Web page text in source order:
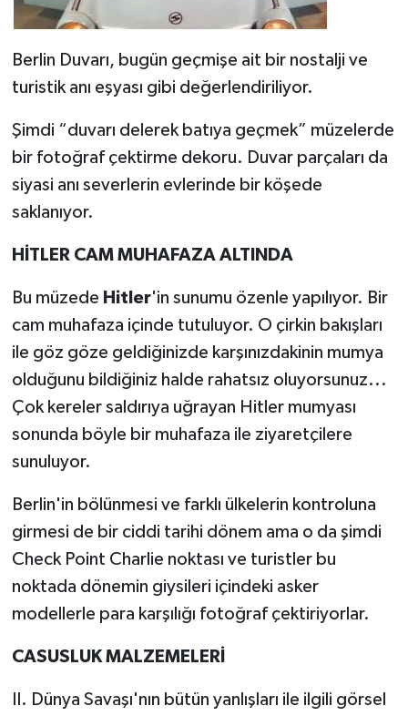
Berlin Duvarı, bugün geçmişe ait bir nostalji ve
turistik anı eşyası gibi değerlendiriliyor.
Şimdi “duvarı delerek batıya geçmek” müzelerde
bir fotoğraf çektirme dekoru. Duvar parçaları da
siyasi anı severlerin evlerinde bir köşede
saklanıyor.
HİTLER CAM MUHAFAZA ALTINDA
Bu müzede Hitler'in sunumu özenle yapılıyor. Bir
cam muhafaza içinde tutuluyor. O çirkin bakışları
ile göz göze geldiğinizde karşınızdakinin mumya
olduğunu bildiğiniz halde rahatsız oluyorsunuz...
Çok kereler saldırıya uğrayan Hitler mumyası
sonunda böyle bir muhafaza ile ziyaretçilere
sunuluyor.
Berlin'in bölünmesi ve farklı ülkelerin kontroluna
girmesi de bir ciddi tarihi dönem ama o da şimdi
Check Point Charlie noktası ve turistler bu
noktada dönemin giysileri içindeki asker
modellerle para karşılığı fotoğraf çektiriyorlar.
CASUSLUK MALZEMELERİ
II. Dünya Savaşı'nın bütün yanlışları ile ilgili görsel